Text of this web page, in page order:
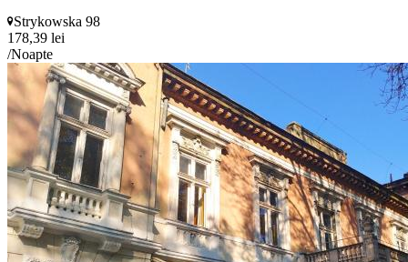
Strykowska 98
178,39 lei
/Noapte